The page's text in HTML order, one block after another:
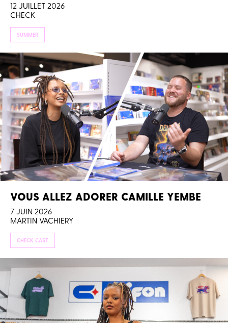
12 JUILLET 2026
CHECK
SUMMER
VOUS ALLEZ ADORER CAMILLE YEMBE
7 JUIN 2026
MARTIN VACHIERY
CHECK CAST